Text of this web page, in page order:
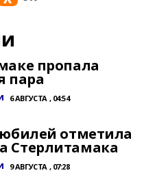
пропала
пара
6 АВГУСТА , 04:54
отметила
Стерлитамака
9 АВГУСТА , 07:28